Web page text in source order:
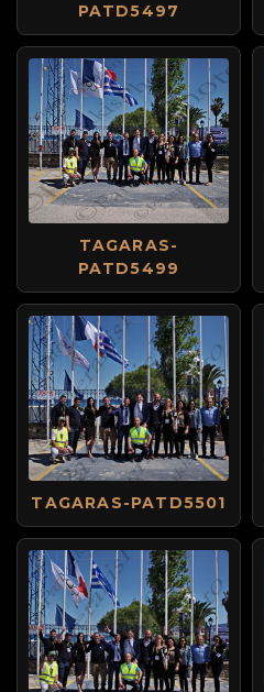
PATD5497
TAGARAS-
PATD5499
TAGARAS-PATD5501